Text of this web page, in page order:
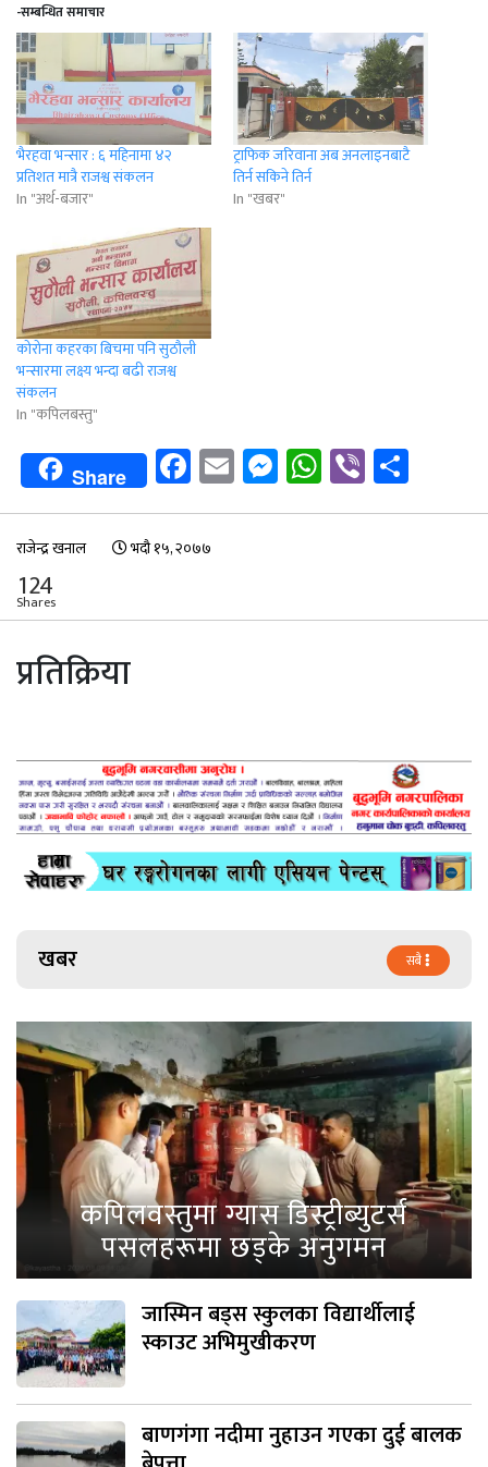
-सम्बन्धित समाचार
भैरहवा भन्सार : ६ महिनामा ४२
प्रतिशत मात्रै राजश्व संकलन
In "अर्थ-बजार"
ट्राफिक जरिवाना अब अनलाइनबाटै
तिर्न सकिने तिर्न
In "खबर"
कोरोना कहरका बिचमा पनि सुठौली
भन्सारमा लक्ष्य भन्दा बढी राजश्व
संकलन
In "कपिलबस्तु"
Share Facebook
EmailMessenger
WhatsApp
Viber
राजेन्द्र खनाल भदौ १५, २०७७
124
Shares
प्रतिक्रिया
खबर सबै
कपिलवस्तुमा ग्यास डिस्ट्रीब्युटर्स
पसलहरूमा छड्के अनुगमन
जास्मिन बड्स स्कुलका विद्यार्थीलाई
स्काउट अभिमुखीकरण
बाणगंगा नदीमा नुहाउन गएका दुई बालक